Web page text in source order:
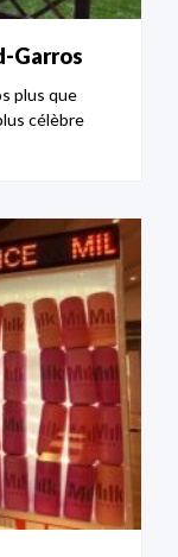
Garros
plus que
célèbre